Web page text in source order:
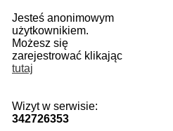
Jesteś anonimowym
użytkownikiem.
Możesz się
zarejestrować klikając
tutaj
Wizyt w serwisie:
342726353